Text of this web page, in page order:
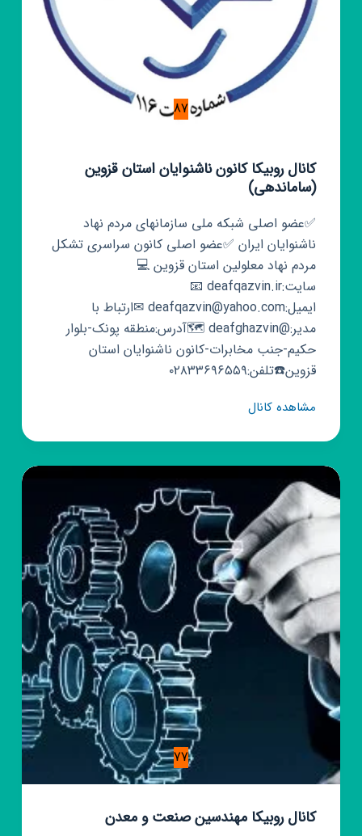
87
کانال روبیکا کانون ناشنوایان استان قزوین
(ساماندهی)
✅عضو اصلی شبکه ملی سازمانهای مردم نهاد
ناشنوایان ایران ✅عضو اصلی کانون سراسری تشکل
مردم نهاد معلولین استان قزوین 💻
سایت:deafqazvin.ir 📧
ایمیل:deafqazvin@yahoo.com ✉ارتباط با
مدیر:@deafghazvin 🗺آدرس:منطقه پونک-بلوار
حکیم-جنب مخابرات-کانون ناشنوایان استان
قزوین☎️تلفن:۰۲۸۳۳۶۹۶۵۵۹
مشاهده کانالکانال
کانون
ناشنوایان
قزوین
(ساماندهی)
77
کانال روبیکا مهندسین صنعت و معدن